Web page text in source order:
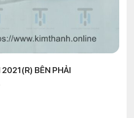
2021(R) BÊN PHẢI